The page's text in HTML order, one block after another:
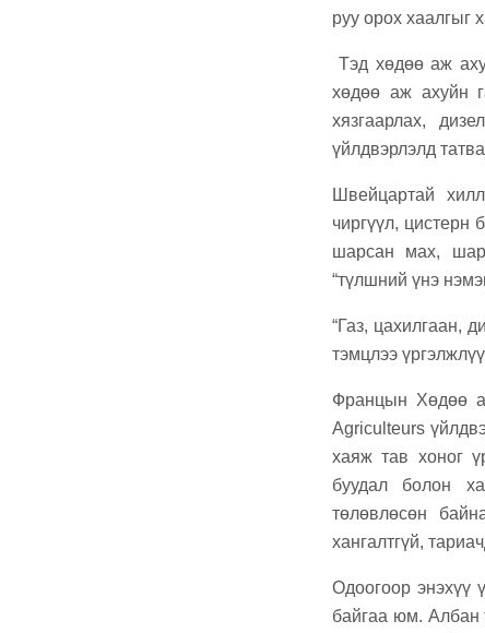
e
o
o
k
er
руу орох хаалгыг
Тэд хөдөө аж
хөдөө аж ахуйн
хязгаарлах,
үйлдвэрлэлд
Швейцартай
чиргүүл, цистерн
шарсан мах, шар
“түлшний үнэ
“Газ, цахилгаан,
тэмцлээ
Францын Хөдөө
Agriculteurs
хаяж тав хоног
буудал болон
төлөвлөсөн
хангалтгүй,
Одоогоор энэхүү
байгаа юм. Албан